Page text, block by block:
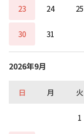
23 24 25
30 31
2026年9月
日 月 火
1